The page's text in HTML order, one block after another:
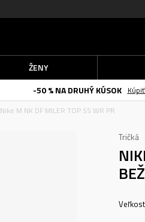
ŽENY
-50 % NA DRUHÝ KÚSOK
Nike M NK DF MILER TOP SS WR PR
Tričká